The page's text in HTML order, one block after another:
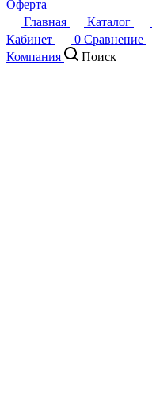
Оферта
Главная
Каталог
Кабинет
0 Сравнение
Компания
Поиск